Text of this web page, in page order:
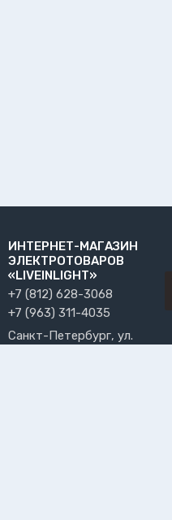
ИНТЕРНЕТ-МАГАЗИН
ЭЛЕКТРОТОВАРОВ
«LIVEINLIGHT»
+7 (812) 628-3068
+7 (963) 311-4035
Санкт-Петербург, ул.